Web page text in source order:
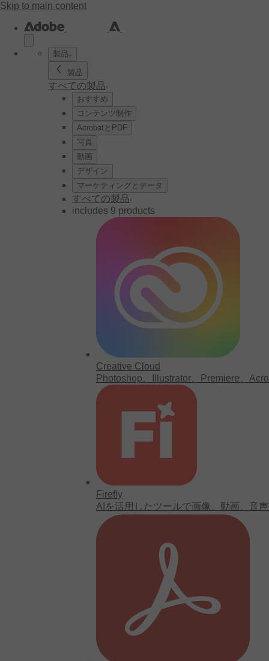
Skip to main content
製品
製品
すべての製品
おすすめ
コンテンツ制作
AcrobatとPDF
写真
動画
デザイン
マーケティングとデータ
すべての製品
includes 9 products
Creative Cloud
Photoshop、Illustrator、Premiere、
Firefly
AIを活用したツールで画像、動画、音